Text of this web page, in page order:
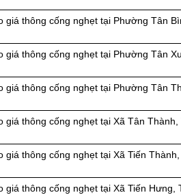
giá thông cống nghẹt tại Phường Tân
giá thông cống nghẹt tại Phường Tân
giá thông cống nghẹt tại Phường Tân
giá thông cống nghẹt tại Xã Tân
giá thông cống nghẹt tại Xã Tiến
giá thông cống nghẹt tại Xã Tiến Hưng,